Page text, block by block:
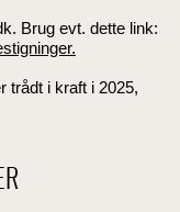
Brug evt. dette link:
trådt i kraft i 2025,